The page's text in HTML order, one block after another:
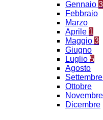
Gennaio 3
Febbraio
Marzo
Aprile 1
Maggio 3
Giugno
Luglio 5
Agosto
Settembre
Ottobre
Novembre
Dicembre